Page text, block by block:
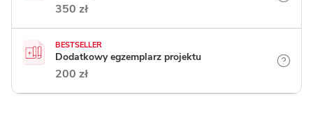
350 zł
BESTSELLER
Dodatkowy egzemplarz projektu
200 zł